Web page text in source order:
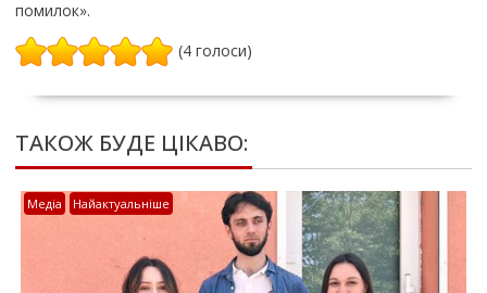
помилок».
(4 голоси)
ТАКОЖ БУДЕ ЦІКАВО:
Медіа Найактуальніше